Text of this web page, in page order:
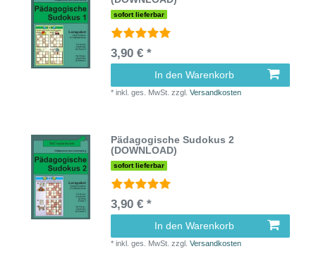
sofort lieferbar
3,90 € *
In den Warenkorb
*inkl. ges. MwSt. zzgl.Versandkosten
Pädagogische Sudokus 2
(DOWNLOAD)
sofort lieferbar
3,90 € *
In den Warenkorb
*inkl. ges. MwSt. zzgl.Versandkosten